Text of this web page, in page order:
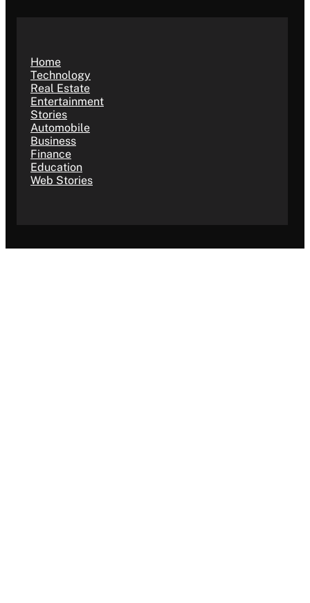
Home
Technology
Real Estate
Entertainment
Stories
Automobile
Business
Finance
Education
Web Stories